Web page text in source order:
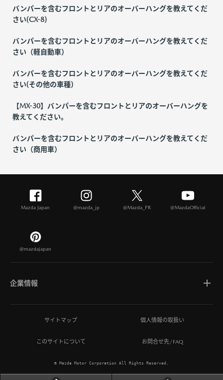
バンパーを含むフロントとリアのオーバーハングを教えてくだ
さい(CX-8)
バンパーを含むフロントとリアのオーバーハングを教えてくだ
さい（軽自動車）
バンパーを含むフロントとリアのオーバーハングを教えてくだ
さい(その他の車種)
【MX-30】バンパーを含むフロントとリアのオーバーハングを
教えてください。
バンパーを含むフロントとリアのオーバーハングを教えてくだ
さい（商用車）
Mazda Japan @mazda_jp @Mazda_PR @MazdaOfficial
@mazdajapan
企業情報
マツダについて
ひとを想う価値創造
サイトマップ 個人情報の取扱い
このサイトについて お問合せ先/FAQ
© Mazda Motor Corporation All Rights Reserved.